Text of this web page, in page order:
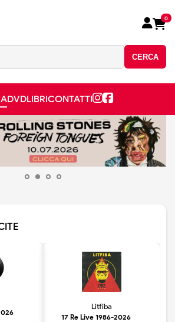
CERCA
0
DVDLIBRICONTATTI
Litfiba
17 Re Live 1986-2026